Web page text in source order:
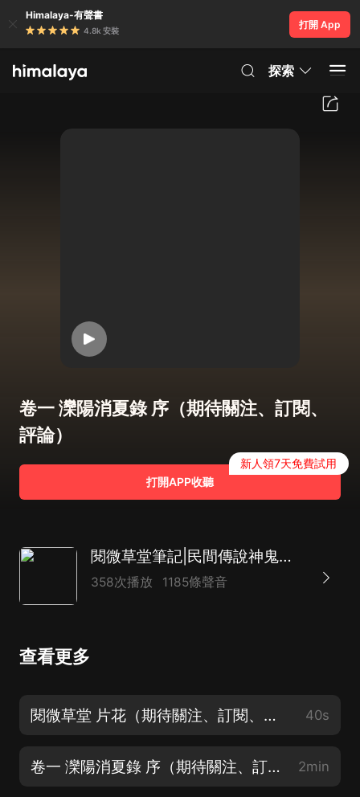
Himalaya-有聲書
4.8k 安裝
打開 App
探索
卷一 灤陽消夏錄 序（期待關注、訂閱、
評論）
打開APP收聽
新人領7天免費試用
閱微草堂筆記|民間傳說神鬼故事奇聞怪談|紀曉嵐的恐怖奇幻夜
358次播放 1185條聲音
查看更多
閱微草堂 片花（期待關注、訂閱、評論） 40s
卷一 灤陽消夏錄 序（期待關注、訂閱、評論） 2min